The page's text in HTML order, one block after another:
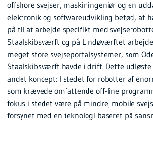
offshore svejser, maskiningeniør og en
elektronik og softwareudvikling betød, at
på til at arbejde specifikt med
Staalskibsværft og på Lindøværftet
meget store svejseportalsystemer, som
Staalskibsværft havde i drift. Dette
andet koncept: I stedet for robotter af
som krævede omfattende off-line
fokus i stedet være på mindre, mobile
forsynet med en teknologi baseret på